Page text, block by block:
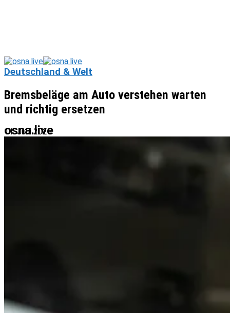
osna.live
Deutschland & Welt
Bremsbeläge am Auto verstehen warten
und richtig ersetzen
11. Juni 2026